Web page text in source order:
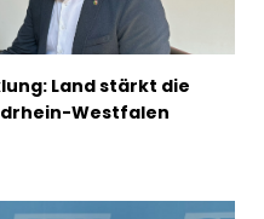
Land stärkt die
Westfalen